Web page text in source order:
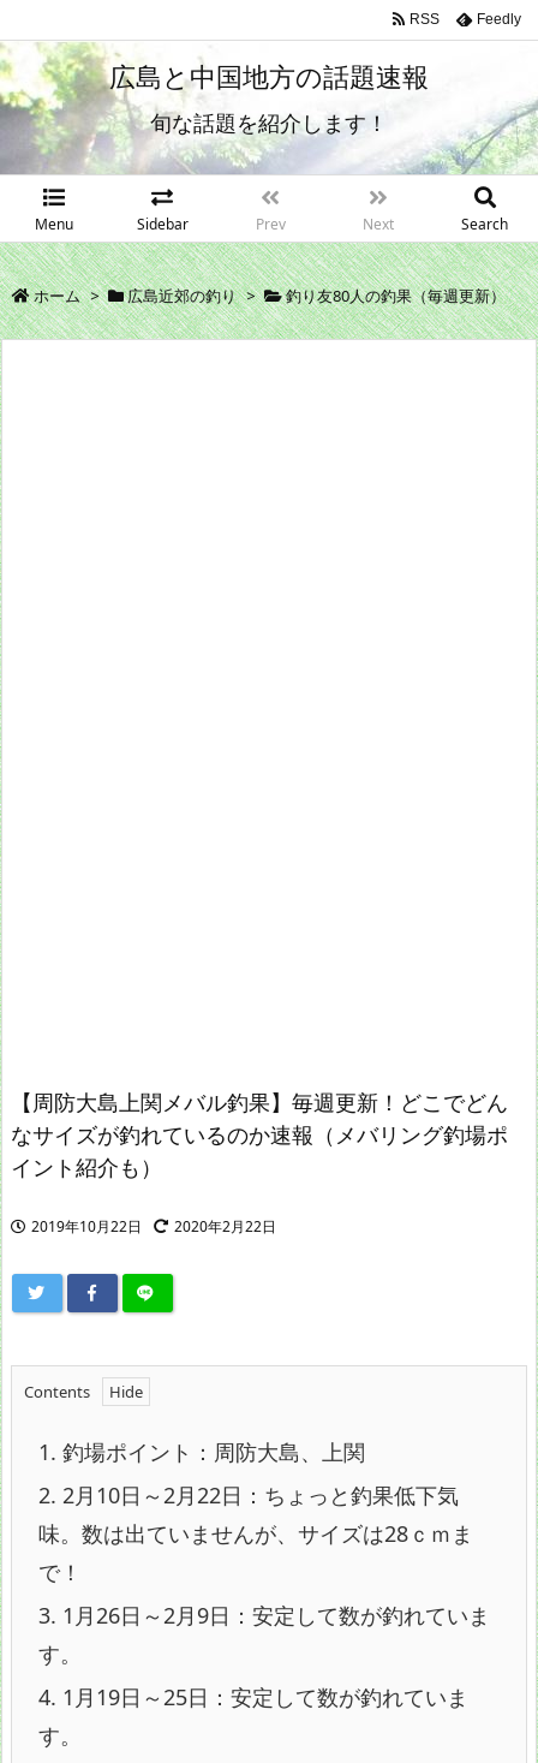
広島と中国地方の話題速報
旬な話題を紹介します！
Menu Sidebar Prev Next Search
RSS Feedly
ホーム > 広島近郊の釣り > 釣り友80人の釣果（毎週更新）
【周防大島上関メバル釣果】毎週更新！どこでどん
なサイズが釣れているのか速報（メバリング釣場ポ
イント紹介も）
2019年10月22日 2020年2月22日
Contents
1. 釣場ポイント：周防大島、上関
2. 2月10日～2月22日：ちょっと釣果低下気
味。数は出ていませんが、サイズは28ｃｍま
で！
3. 1月26日～2月9日：安定して数が釣れていま
す。
4. 1月19日～25日：安定して数が釣れていま
す。